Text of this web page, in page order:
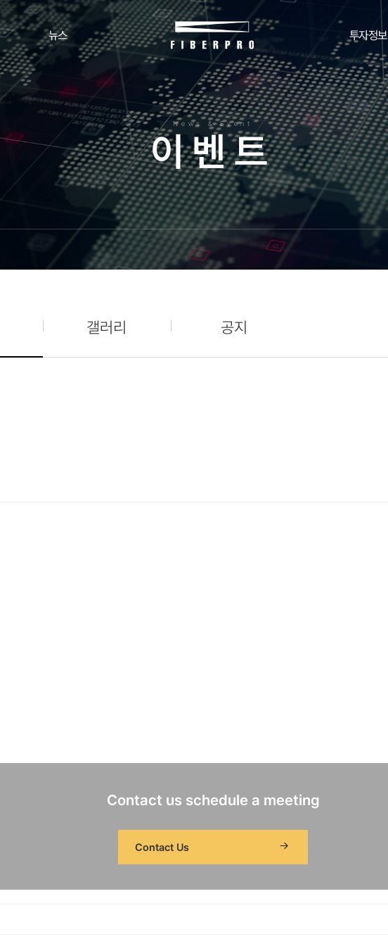
뉴스 투자정보
News & Event
이벤트
갤러리 공지
Contact us schedule a meeting
Contact Us